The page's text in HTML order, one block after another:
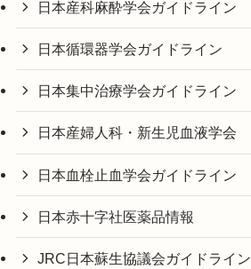
日本産科麻酔学会ガイドライン
日本循環器学会ガイドライン
日本集中治療学会ガイドライン
日本産婦人科・新生児血液学会
日本血栓止血学会ガイドライン
日本赤十字社医薬品情報
JRC日本蘇生協議会ガイドライン